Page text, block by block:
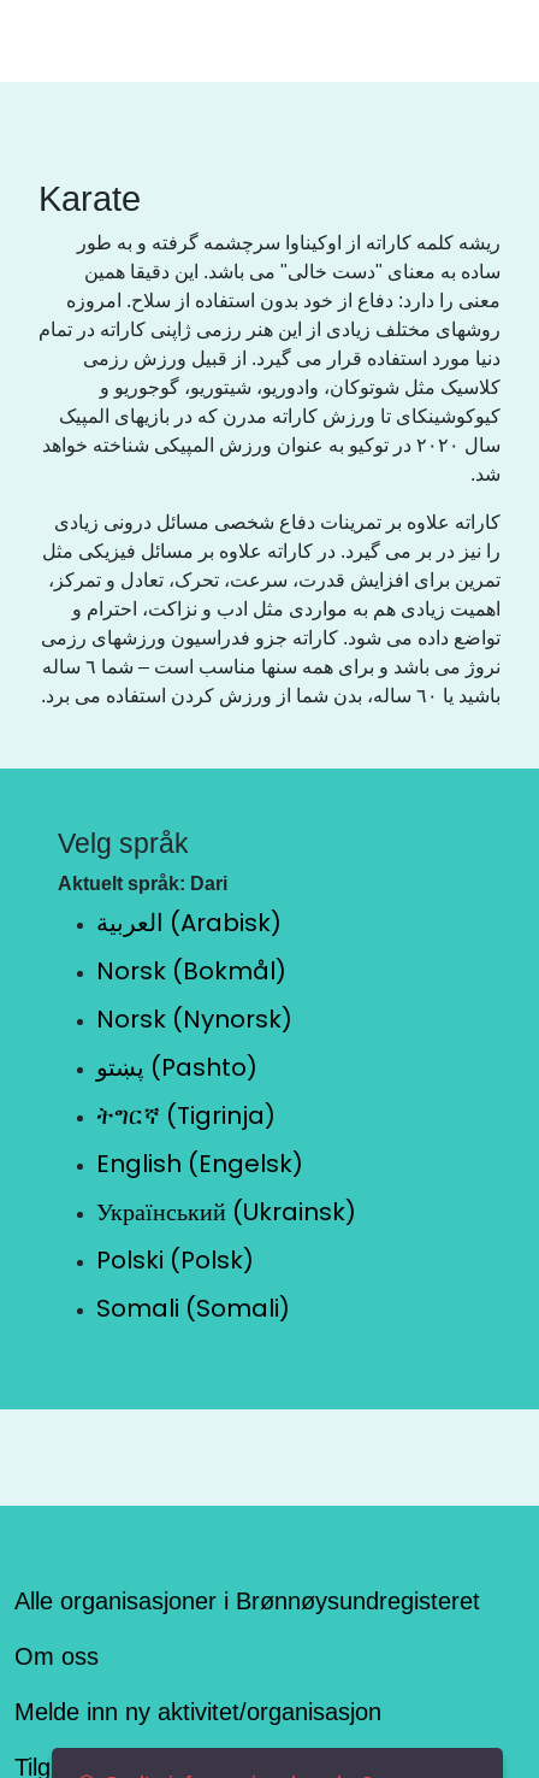
Karate
ریشە کلمە کاراته از اوکیناوا سرچشمه گرفته و به طور
ساده به معنای "دست خالی" می باشد. این دقیقا همین
معنی را دارد: دفاع از خود بدون استفادە از سلاح. امروزه
روشهای مختلف زیادی از این هنر رزمی ژاپنی کاراتە در تمام
دنیا مورد استفادە قرار می گیرد. از قبیل ورزش رزمی
کلاسیک مثل شوتوکان، وادوریو، شیتوریو، گوجوریو و
کیوکوشینکای تا ورزش کاراتە مدرن کە در بازیهای المپیک
سال ٢٠٢٠ در توکیو بە عنوان ورزش المپیکی شناختە خواهد
شد.
کاراتە علاوە بر تمرینات دفاع شخصی مسائل درونی زیادی
را نیز در بر می گیرد. در کاراتە علاوە بر مسائل فیزیکی مثل
تمرین برای افزایش قدرت، سرعت، تحرک، تعادل و تمرکز،
اهمیت زیادی هم بە مواردی مثل ادب و نزاکت، احترام و
تواضع دادە می شود. کاراتە جزو فدراسیون ورزشهای رزمی
نروژ می باشد و برای همە سنها مناسب است – شما ٦ سالە
باشید یا ٦٠ سالە، بدن شما از ورزش کردن استفادە می برد.
Velg språk
Aktuelt språk: Dari
العربية (Arabisk)
Norsk (Bokmål)
Norsk (Nynorsk)
پښتو (Pashto)
ትግርኛ (Tigrinja)
English (Engelsk)
Український (Ukrainsk)
Polski (Polsk)
Somali (Somali)
Alle organisasjoner i Brønnøysundregisteret
Om oss
Melde inn ny aktivitet/organisasjon
Tilgjengelighetserklæring